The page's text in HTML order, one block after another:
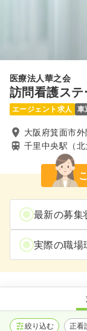
医療法人華之会
訪問看護ス
エージェント求人 車
大阪府箕面市
千里中央駅（北
最新の募集
実際の職場
絞り込む 正看